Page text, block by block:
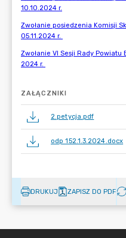
ZAŁĄCZNIKI
2.petycja.pdf
odp 152.1.3.2024.docx
DRUKUJ ZAPISZ DO PDF